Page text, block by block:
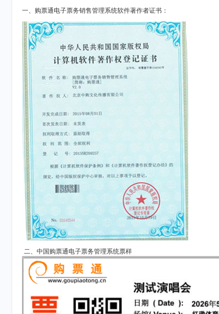
一、购票通电子票务销售管理系统软件著作者证书：
二、中国购票通电子票务管理系统票样